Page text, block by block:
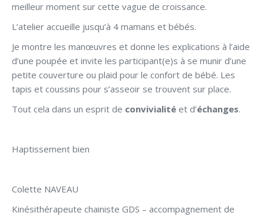
meilleur moment sur cette vague de croissance.
L’atelier accueille jusqu’à 4 mamans et bébés.
Je montre les manœuvres et donne les explications à l’aide
d’une poupée et invite les participant(e)s à se munir d’une
petite couverture ou plaid pour le confort de bébé. Les
tapis et coussins pour s’asseoir se trouvent sur place.
Tout cela dans un esprit de convivialité et d’échanges.
Haptissement bien
Colette NAVEAU
Kinésithérapeute chainiste GDS – accompagnement de